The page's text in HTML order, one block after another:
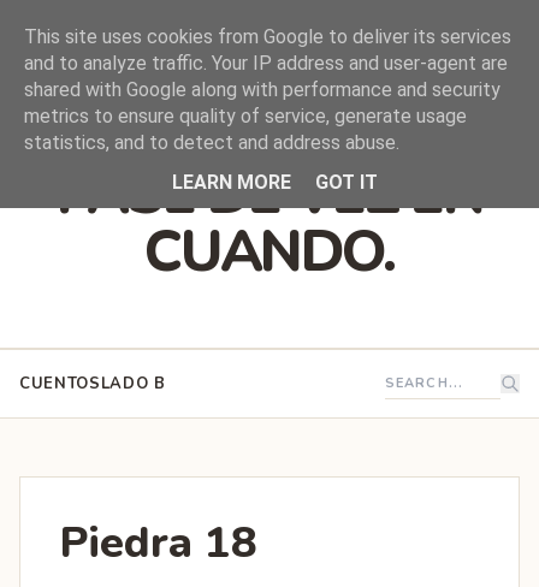
DEJO QUE ESTO
PASE DE VEZ EN
CUANDO.
CUENTOSLADO B
Piedra 18
This site uses cookies from Google to deliver its services
and to analyze traffic. Your IP address and user-agent are
shared with Google along with performance and security
metrics to ensure quality of service, generate usage
statistics, and to detect and address abuse.
LEARN MORE
GOT IT